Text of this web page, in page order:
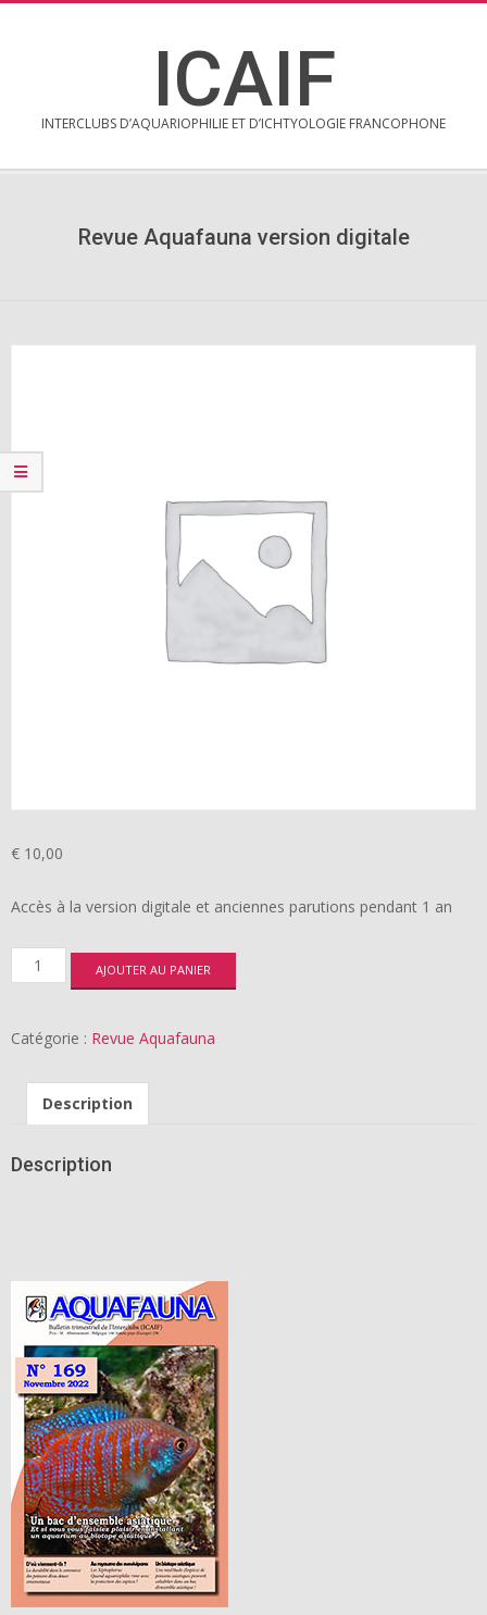
ICAIF
INTERCLUBS D’AQUARIOPHILIE ET D’ICHTYOLOGIE FRANCOPHONE
Revue Aquafauna version digitale
€ 10,00
Accès à la version digitale et anciennes parutions pendant 1 an
quantité
de
version
AJOUTER AU PANIER
Catégorie : Revue Aquafauna
Description
Description